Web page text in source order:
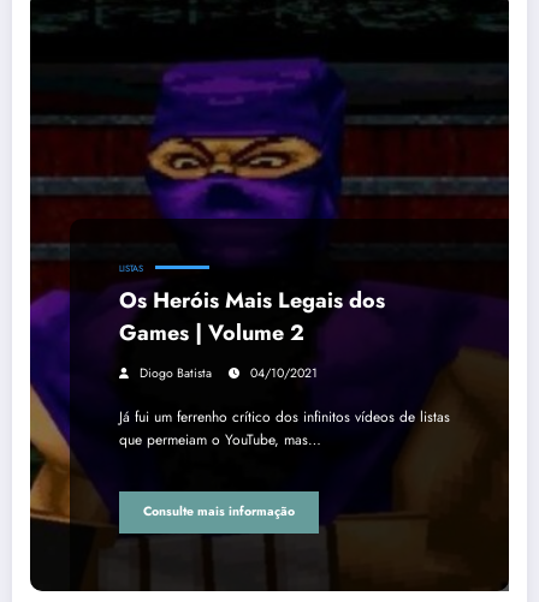
LISTAS
Os Heróis Mais Legais dos
Games | Volume 2
Diogo Batista 04/10/2021
Já fui um ferrenho crítico dos infinitos vídeos de listas
que permeiam o YouTube, mas…
Consulte mais informação